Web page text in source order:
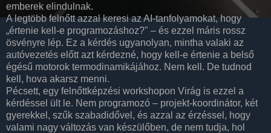
emberek elindulnak.
A legtöbb felnőtt azzal keresi az AI-tanfolyamokat, hogy
„értenie kell-e programozáshoz?" – és ezzel máris rossz
ösvényre lép. Ez a kérdés ugyanolyan, mintha valaki az
autóvezetés előtt azt kérdezné, hogy kell-e értenie a belső
égésű motorok termodinamikájához. Nem kell. De tudnod
kell, hova akarsz menni.
Pécsett, egy felnőttképzési workshopon Virág is ezzel a
kérdéssel ült le. Nem programozó – projekt-koordinátor, két
gyerekkel, szűk szabadidővel, és azzal az érzéssel, hogy
valami nagy változás van készülőben, de nem tudja, hol